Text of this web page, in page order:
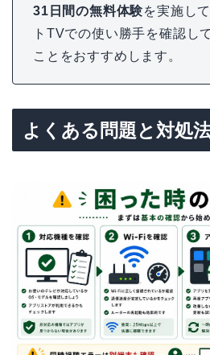
31日間の無料体験を実施し
トTVでの使い勝手を確認し
ことをおすすめします。
よくある問題と対処